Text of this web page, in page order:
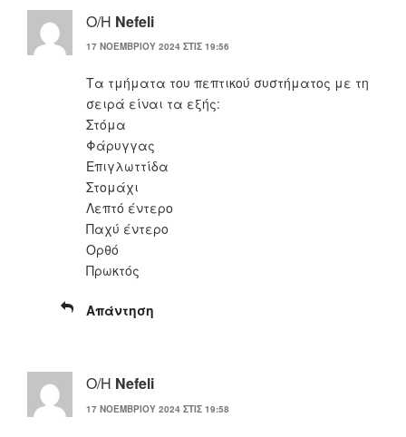
Ο/Η Nefeli
17 ΝΟΕΜΒΡΊΟΥ 2024 ΣΤΙΣ 19:56
Τα τμήματα του πεπτικού συστήματος με τη
σειρά είναι τα εξής:
Στόμα
Φάρυγγας
Επιγλωττίδα
Στομάχι
Λεπτό έντερο
Παχύ έντερο
Ορθό
Πρωκτός
Απάντηση
Ο/Η Nefeli
17 ΝΟΕΜΒΡΊΟΥ 2024 ΣΤΙΣ 19:58